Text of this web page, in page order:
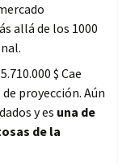
allá de los 1000
$ Cae
proyección. Aún
y es una de
de la